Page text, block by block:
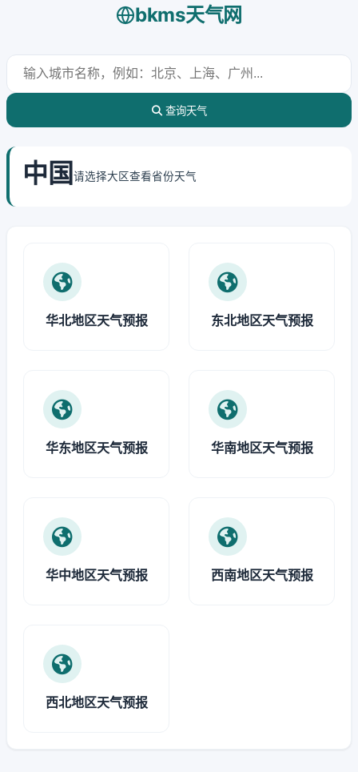
bkms天气网
查询天气
中国 请选择大区查看省份天气
华北地区天气预报 东北地区天气预报
华东地区天气预报 华南地区天气预报
华中地区天气预报 西南地区天气预报
西北地区天气预报